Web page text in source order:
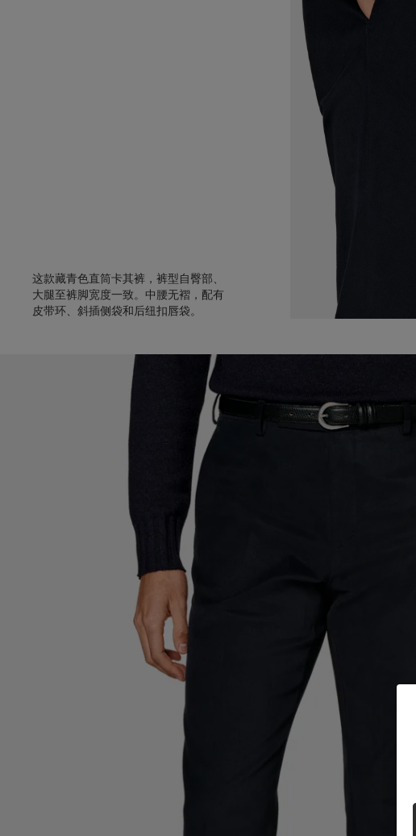
这款藏青色直筒卡其裤，裤型自臀部、
大腿至裤脚宽度一致。中腰无褶，配有
皮带环、斜插侧袋和后纽扣唇袋。